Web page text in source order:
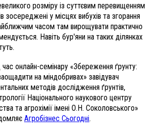
розміру із суттєвим перевищенням
зосереджені у місцях вибухів та згорання
часом там вирощувати практично
Навіть бур'яни на таких ділянках
онлайн-семінару «Збереження ґрунту:
на міндобривах» завідувач
методів дослідження ґрунтів,
Національного наукового центру
та агрохімії імені О.Н. Соколовського»
Агробізнес Сьогодні.